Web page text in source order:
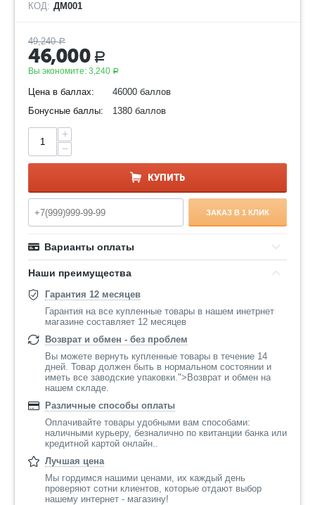
КОД: ДМ001
49,240 Р
46,000 Р
Вы экономите: 3,240 Р
Цена в баллах:
46000 баллов
Бонусные баллы:
1380 баллов
+
−
КУПИТЬ
ЗАКАЗ В 1 КЛИК
Варианты оплаты
Наши преимущества
Гарантия 12 месяцев
Гарантия на все купленные товары в нашем инетрнет
магазине составляет 12 месяцев
Возврат и обмен - без проблем
Вы можете вернуть купленные товары в течение 14
дней. Товар должен быть в нормальном состоянии и
иметь все заводские упаковки.">Возврат и обмен на
нашем складе.
Различные способы оплаты
Оплачивайте товары удобными вам способами:
наличными курьеру, безналично по квитанции банка или
кредитной картой онлайн..
Лучшая цена
Мы гордимся нашими ценами, их каждый день
проверяют сотни клиентов, которые отдают выбор
нашему интернет - магазину!